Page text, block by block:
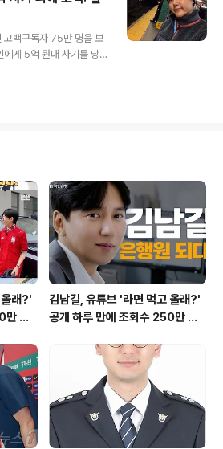
사와 관련해 소환 통보를
당시에는 '선거에 영향을
서를 제출했고, 최근에는
를 검찰에 제출했습니
조사에 대한 고려 사이의
고백구독자 75만 명을 보
에게 5억 원대 사기를 당
지낸 지인에게 거액을
는 지인이 부동산 투자
로는 그 돈이 지인의 빚을
. 피해 금액은 5억 4천만
소에 수감되어 구속 수사
기 사건으로 인해 극심한
래?'
만 돌
김남길, 유튜브 '라면 먹고 올래?'
공개 하루 만에 조회수 250만 돌